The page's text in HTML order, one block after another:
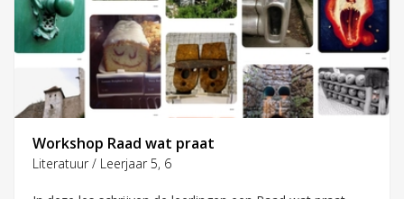
Thema’s
Workshop Raad wat praat
Literatuur / Leerjaar 5, 6